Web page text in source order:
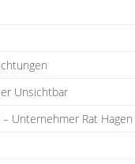
Unsichtbar
Unternehmer Rat Hagen